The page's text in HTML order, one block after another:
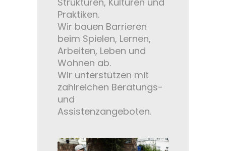
Praktiken.
Wir bauen Barrieren
beim Spielen, Lernen,
Arbeiten, Leben und
Wohnen ab.
Wir unterstützen mit
zahlreichen Beratungs-
und
Assistenzangeboten.